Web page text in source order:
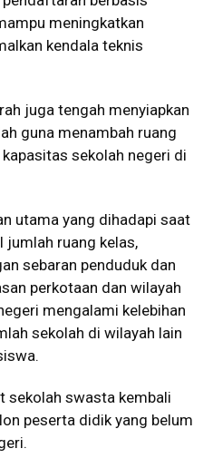
meningkatkan
kendala teknis
juga tengah menyiapkan
guna menambah ruang
sekolah negeri di
utama yang dihadapi saat
jumlah ruang kelas,
sebaran penduduk dan
perkotaan dan wilayah
mengalami kelebihan
sekolah di wilayah lain
sekolah swasta kembali
peserta didik yang belum